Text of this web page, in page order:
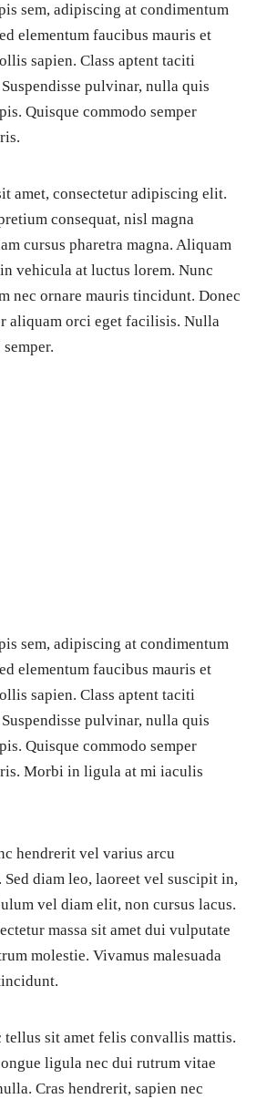
sem, adipiscing at condimentum
elementum faucibus mauris et
sapien. Class aptent taciti
pulvinar, nulla quis
Quisque commodo semper
amet, consectetur adipiscing elit.
consequat, nisl magna
cursus pharetra magna. Aliquam
vehicula at luctus lorem. Nunc
nec ornare mauris tincidunt. Donec
aliquam orci eget facilisis. Nulla
sem, adipiscing at condimentum
elementum faucibus mauris et
sapien. Class aptent taciti
pulvinar, nulla quis
Quisque commodo semper
Morbi in ligula at mi iaculis
hendrerit vel varius arcu
diam leo, laoreet vel suscipit in,
vel diam elit, non cursus lacus.
massa sit amet dui vulputate
molestie. Vivamus malesuada
tellus sit amet felis convallis mattis.
ligula nec dui rutrum vitae
Cras hendrerit, sapien nec